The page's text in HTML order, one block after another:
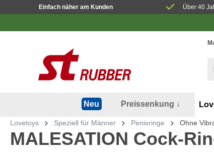
Einfach näher am Kunden Über 40
Neu Preissenkung ↓
Lovetoys Speziell für Männer Penisringe Ohne
MALESATION Cock-